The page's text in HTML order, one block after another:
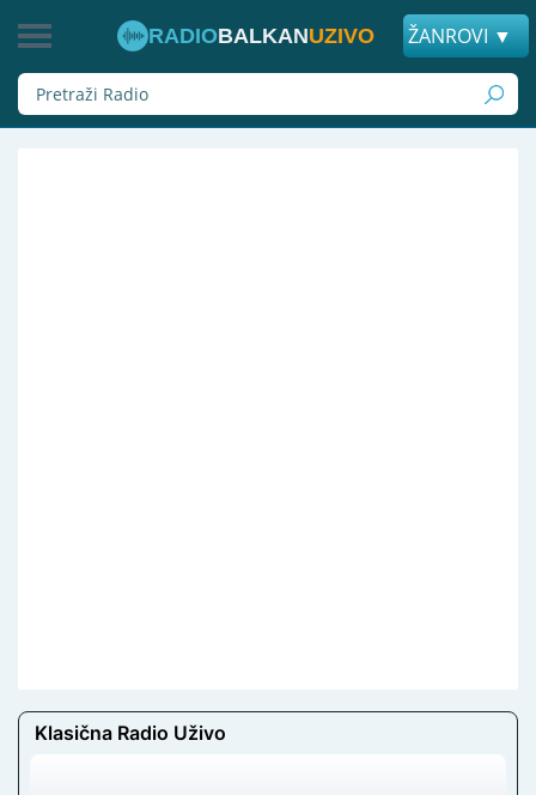
RADIOBALKANUZIVO ŽANROVI ▼
Klasična Radio Uživo